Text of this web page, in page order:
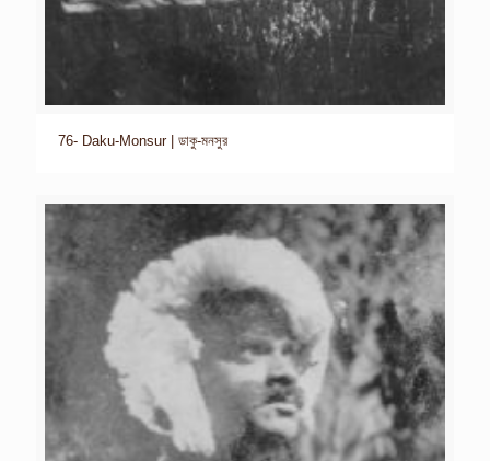
76- Daku-Monsur | ডাকু-মনসুর